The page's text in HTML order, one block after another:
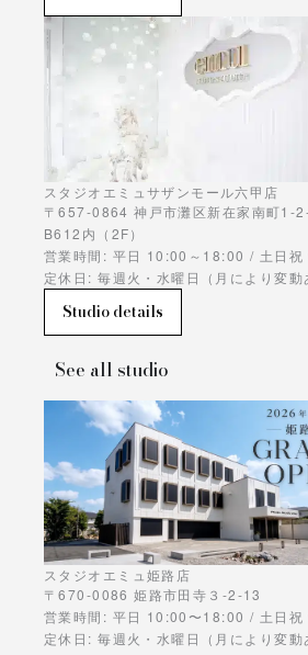
スタジオエミュサザンモール六甲店
〒657-0864 神戸市灘区新在家南町1-
B612内（2F）
営業時間: 平日 10:00～18:00 / 土日
定休日: 毎週火・水曜日（月により変動
Studio details
See all studio
スタジオエミュ姫路店
〒670-0086 姫路市田寺３-2-13
営業時間: 平日 10:00〜18:00 / 土日
定休日: 毎週火・水曜日（月により変動